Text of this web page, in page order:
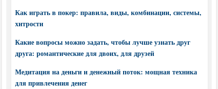
Как играть в покер: правила, виды, комбинации, системы,
хитрости
Какие вопросы можно задать, чтобы лучше узнать друг
друга: романтические для двоих, для друзей
Медитация на деньги и денежный поток: мощная техника
для привлечения денег